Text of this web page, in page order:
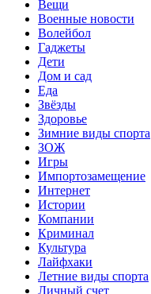
Вещи
Военные новости
Волейбол
Гаджеты
Дети
Дом и сад
Еда
Звёзды
Здоровье
Зимние виды спорта
ЗОЖ
Игры
Импортозамещение
Интернет
Истории
Компании
Криминал
Культура
Лайфхаки
Летние виды спорта
Личный счет